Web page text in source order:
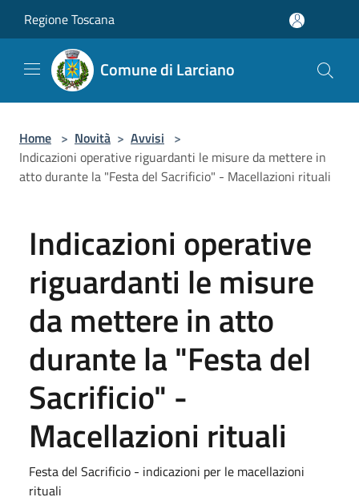
Regione Toscana
Comune di Larciano
Home > Novità > Avvisi >
Indicazioni operative riguardanti le misure da mettere in
atto durante la "Festa del Sacrificio" - Macellazioni rituali
Indicazioni operative
riguardanti le misure
da mettere in atto
durante la "Festa del
Sacrificio" -
Macellazioni rituali
Festa del Sacrificio - indicazioni per le macellazioni
rituali